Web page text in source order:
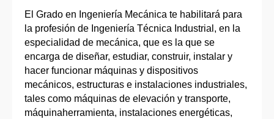
El Grado en Ingeniería Mecánica te habilitará para
la profesión de Ingeniería Técnica Industrial, en la
especialidad de mecánica, que es la que se
encarga de diseñar, estudiar, construir, instalar y
hacer funcionar máquinas y dispositivos
mecánicos, estructuras e instalaciones industriales,
tales como máquinas de elevación y transporte,
máquinaherramienta, instalaciones energéticas,